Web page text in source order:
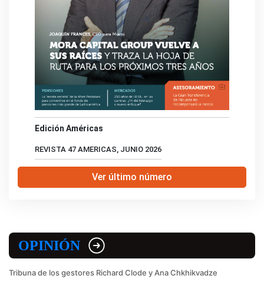
Edición Américas
REVISTA 47 AMERICAS, JUNIO 2026
Ver último número
OPINIÓN
Tribuna de los gestores Richard Clode y Ana Chkhikvadze